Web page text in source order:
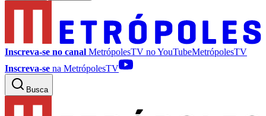
Inscreva-se no canal MetrópolesTV noYouTubeMetrópolesTV
Inscreva-se na MetrópolesTV
Busca